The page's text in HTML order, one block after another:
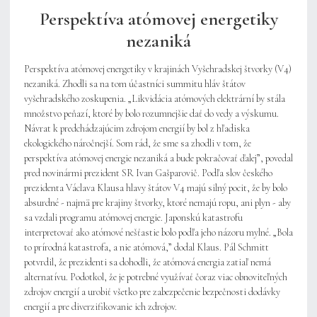
Perspektíva atómovej energetiky
nezaniká
Perspektíva atómovej energetiky v krajinách Vyšehradskej štvorky (V4)
nezaniká. Zhodli sa na tom účastníci summitu hláv štátov
vyšehradského zoskupenia. „Likvidácia atómových elektrární by stála
množstvo peňazí, ktoré by bolo rozumnejšie dať do vedy a výskumu.
Návrat k predchádzajúcim zdrojom energií by bol z hľadiska
ekologického náročnejší. Som rád, že sme sa zhodli v tom, že
perspektíva atómovej energie nezaniká a bude pokračovať ďalej”, povedal
pred novinármi prezident SR Ivan Gašparovič. Podľa slov českého
prezidenta Václava Klausa hlavy štátov V4 majú silný pocit, že by bolo
absurdné - najmä pre krajiny štvorky, ktoré nemajú ropu, ani plyn - aby
sa vzdali programu atómovej energie. Japonskú katastrofu
interpretovať ako atómové nešťastie bolo podľa jeho názoru mylné. „Bola
to prírodná katastrofa, a nie atómová,” dodal Klaus. Pál Schmitt
potvrdil, že prezidenti sa dohodli, že atómová energia zatiaľ nemá
alternatívu. Podotkol, že je potrebné využívať čoraz viac obnoviteľných
zdrojov energií a urobiť všetko pre zabezpečenie bezpečnosti dodávky
energií a pre diverzifikovanie ich zdrojov.